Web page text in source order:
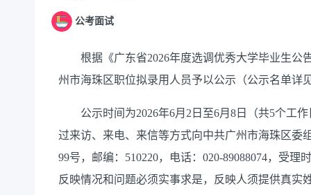
公考面试
根据《广东省2026年度选调优秀大学毕业生公
州市海珠区职位拟录用人员予以公示（公示名单详
公示时间为2026年6月2日至6月8日（共5个工作
过来访、来电、来信等方式向中共广州市海珠区委
99号，邮编：510220，电话：020-89088074，受
反映情况和问题必须实事求是，反映人须提供真实